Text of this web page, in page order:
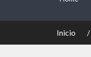
Inicio